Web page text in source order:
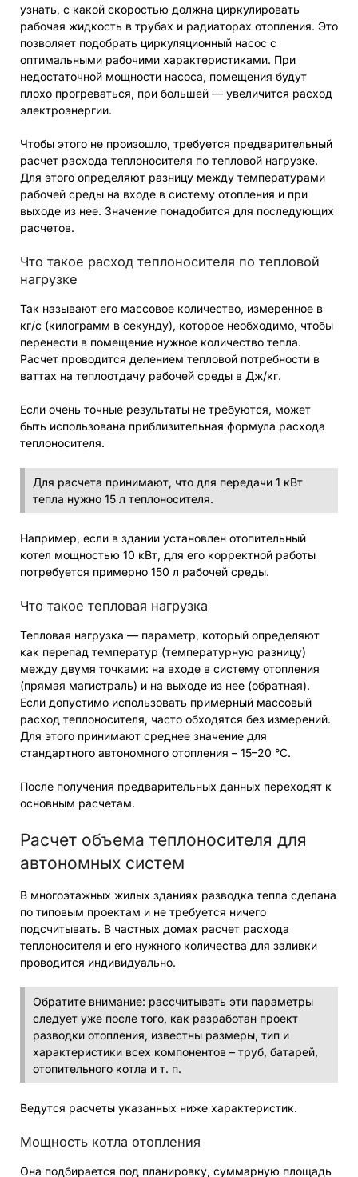
узнать, с какой скоростью должна циркулировать
рабочая жидкость в трубах и радиаторах отопления. Это
позволяет подобрать циркуляционный насос с
оптимальными рабочими характеристиками. При
недостаточной мощности насоса, помещения будут
плохо прогреваться, при большей — увеличится расход
электроэнергии.
Чтобы этого не произошло, требуется предварительный
расчет расхода теплоносителя по тепловой нагрузке.
Для этого определяют разницу между температурами
рабочей среды на входе в систему отопления и при
выходе из нее. Значение понадобится для последующих
расчетов.
Что такое расход теплоносителя по тепловой
нагрузке
Так называют его массовое количество, измеренное в
кг/с (килограмм в секунду), которое необходимо, чтобы
перенести в помещение нужное количество тепла.
Расчет проводится делением тепловой потребности в
ваттах на теплоотдачу рабочей среды в Дж/кг.
Если очень точные результаты не требуются, может
быть использована приблизительная формула расхода
теплоносителя.
Для расчета принимают, что для передачи 1 кВт
тепла нужно 15 л теплоносителя.
Например, если в здании установлен отопительный
котел мощностью 10 кВт, для его корректной работы
потребуется примерно 150 л рабочей среды.
Что такое тепловая нагрузка
Тепловая нагрузка — параметр, который определяют
как перепад температур (температурную разницу)
между двумя точками: на входе в систему отопления
(прямая магистраль) и на выходе из нее (обратная).
Если допустимо использовать примерный массовый
расход теплоносителя, часто обходятся без измерений.
Для этого принимают среднее значение для
стандартного автономного отопления – 15–20 °C.
После получения предварительных данных переходят к
основным расчетам.
Расчет объема теплоносителя для
автономных систем
В многоэтажных жилых зданиях разводка тепла сделана
по типовым проектам и не требуется ничего
подсчитывать. В частных домах расчет расхода
теплоносителя и его нужного количества для заливки
проводится индивидуально.
Обратите внимание: рассчитывать эти параметры
следует уже после того, как разработан проект
разводки отопления, известны размеры, тип и
характеристики всех компонентов – труб, батарей,
отопительного котла и т. п.
Ведутся расчеты указанных ниже характеристик.
Мощность котла отопления
Она подбирается под планировку, суммарную площадь